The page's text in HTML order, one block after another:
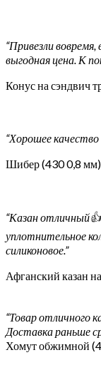
“Привезли
выгодная цена. К
Конус на сэндвич
“Хорошее
Шибер (430 0,8
“Казан отличный👍
уплотнительное
силиконовое.”
Афганский казан
“Товар отличного
Доставка раньше
Хомут обжимной